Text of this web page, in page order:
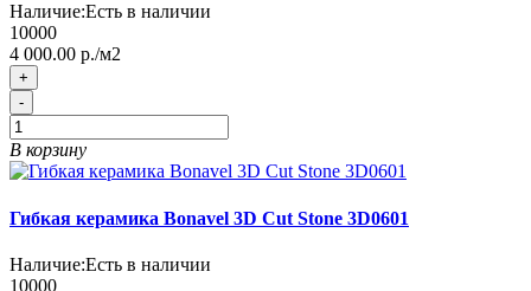
Наличие:Есть в наличии
10000
4 000.00 р./м2
+
-
В корзину
Гибкая керамика Bonavel 3D Cut Stone 3D0601
Наличие:Есть в наличии
10000